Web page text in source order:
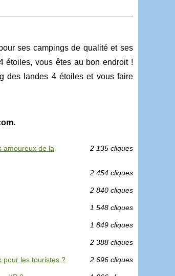
ses campings de qualité et ses
étoiles, vous êtes au bon endroit !
des landes 4 étoiles et vous faire
amoureux de la
2 135 cliques
2 454 cliques
2 840 cliques
1 548 cliques
1 849 cliques
2 388 cliques
pour les touristes ? 2 696 cliques